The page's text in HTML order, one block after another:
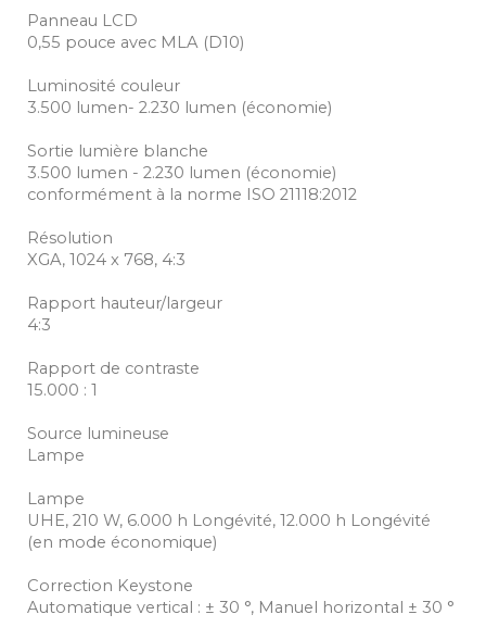
Panneau LCD
0,55 pouce avec MLA (D10)
Luminosité couleur
3.500 lumen- 2.230 lumen (économie)
Sortie lumière blanche
3.500 lumen - 2.230 lumen (économie)
conformément à la norme ISO 21118:2012
Résolution
XGA, 1024 x 768, 4:3
Rapport hauteur/largeur
4:3
Rapport de contraste
15.000 : 1
Source lumineuse
Lampe
Lampe
UHE, 210 W, 6.000 h Longévité, 12.000 h Longévité
(en mode économique)
Correction Keystone
Automatique vertical : ± 30 °, Manuel horizontal ± 30 °